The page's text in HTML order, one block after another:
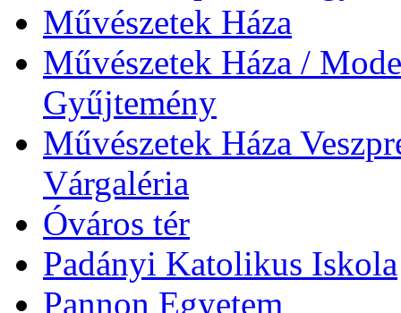
Művészetek Háza
Művészetek Háza /
Gyűjtemény
Művészetek Háza
Várgaléria
Óváros tér
Padányi Katolikus Iskola
Pannon Egyetem